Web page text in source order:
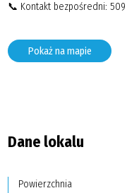
📞 Kontakt bezpośredni: 509
Pokaż na mapie
Dane lokalu
Powierzchnia